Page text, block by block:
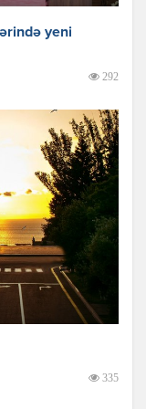
yeni
292
335